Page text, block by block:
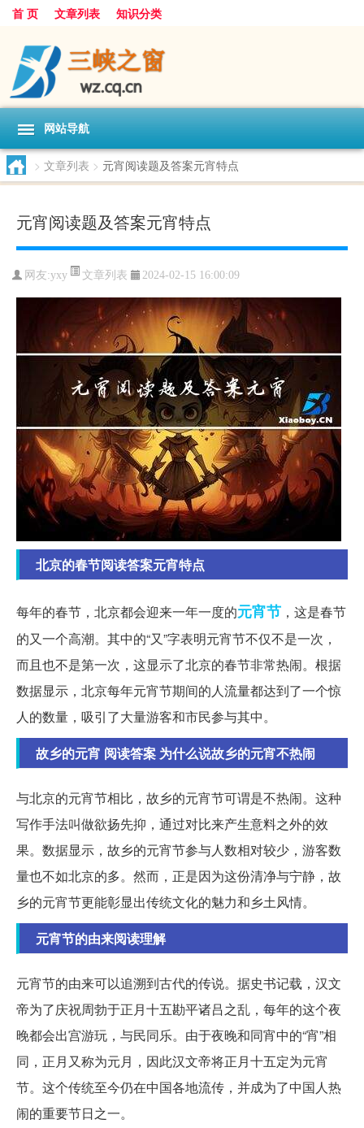
首 页 文章列表 知识分类
网站导航
> 文章列表 > 元宵阅读题及答案元宵特点
元宵阅读题及答案元宵特点
网友:yxy 文章列表 2024-02-15 16:00:09
北京的春节阅读答案元宵特点
每年的春节，北京都会迎来一年一度的元宵节 ，这是春节
的又一个高潮。其中的“又”字表明元宵节不仅不是一次，
而且也不是第一次，这显示了北京的春节非常热闹。根据
数据显示，北京每年元宵节期间的人流量都达到了一个惊
人的数量，吸引了大量游客和市民参与其中。
故乡的元宵 阅读答案 为什么说故乡的元宵不热闹
与北京的元宵节相比，故乡的元宵节可谓是不热闹。这种
写作手法叫做欲扬先抑，通过对比来产生意料之外的效
果。数据显示，故乡的元宵节参与人数相对较少，游客数
量也不如北京的多。然而，正是因为这份清净与宁静，故
乡的元宵节更能彰显出传统文化的魅力和乡土风情。
元宵节的由来阅读理解
元宵节的由来可以追溯到古代的传说。据史书记载，汉文
帝为了庆祝周勃于正月十五勘平诸吕之乱，每年的这个夜
晚都会出宫游玩，与民同乐。由于夜晚和同宵中的“宵”相
同，正月又称为元月，因此汉文帝将正月十五定为元宵
节。这个传统至今仍在中国各地流传，并成为了中国人热
闹的重要节日之一。